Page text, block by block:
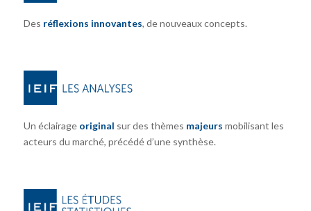
Des réflexions innovantes, de nouveaux concepts.
Un éclairage original sur des thèmes majeurs mobilisant les
acteurs du marché, précédé d’une synthèse.